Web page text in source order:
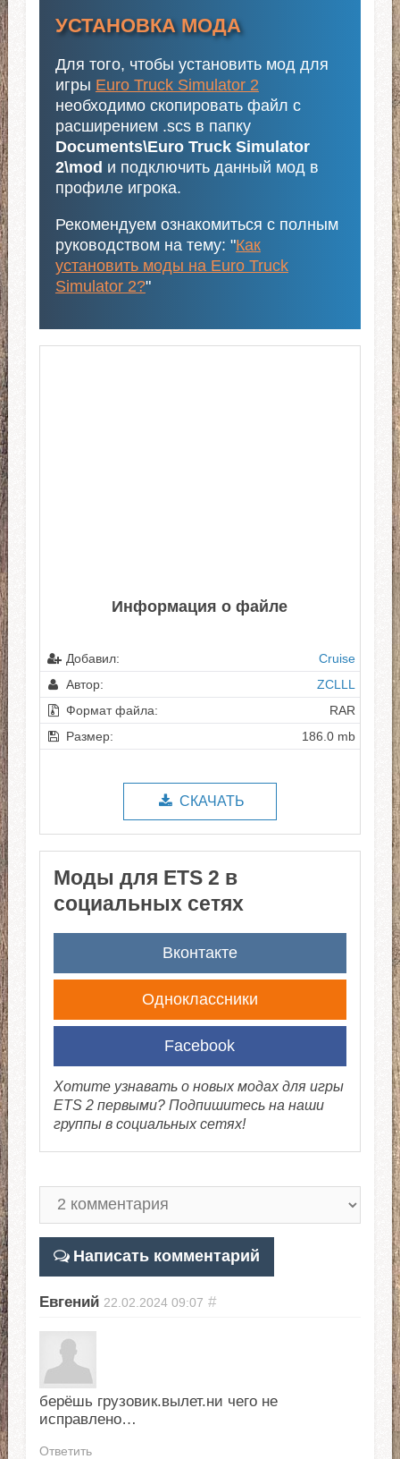
УСТАНОВКА МОДА
Для того, чтобы установить мод для
игры Euro Truck Simulator 2
необходимо скопировать файл с
расширением .scs в папку
Documents\Euro Truck Simulator
2\mod и подключить данный мод в
профиле игрока.
Рекомендуем ознакомиться с полным
руководством на тему: "Как
установить моды на Euro Truck
Simulator 2?"
Информация о файле
Добавил:
Cruise
Автор:
ZCLLL
Формат файла:
RAR
Размер:
186.0 mb
СКАЧАТЬ
Моды для ETS 2 в
социальных сетях
Вконтакте
Одноклассники
Facebook
Хотите узнавать о новых модах для игры
ETS 2 первыми? Подпишитесь на наши
группы в социальных сетях!
Написать комментарий
Евгений 22.02.2024 09:07 #
берёшь грузовик.вылет.ни чего не
исправлено…
Ответить